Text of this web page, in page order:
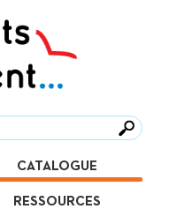
CATALOGUE
RESSOURCES